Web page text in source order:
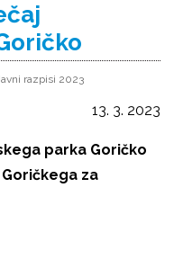
razpisi 2023
13. 3. 2023
parka Goričko
za